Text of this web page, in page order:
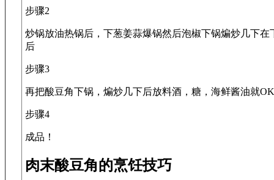
步骤2
炒锅放油热锅后，下葱姜蒜爆锅然后泡椒下锅煸炒几下
后
步骤3
再把酸豆角下锅，煸炒几下后放料酒，糖，海鲜酱油就OK
步骤4
成品！
肉末酸豆角的烹饪技巧